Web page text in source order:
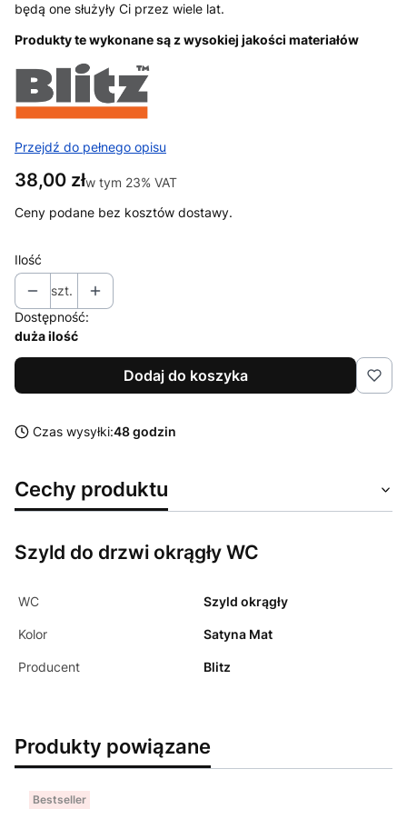
będą one służyły Ci przez wiele lat.
Produkty te wykonane są z wysokiej jakości materiałów
Przejdź do pełnego opisu
Cena
38,00 złw tym 23% VAT
w tym 23% VAT
Ceny podane bez kosztów dostawy.
Ilość
szt.
Dostępność:
duża ilość
Dodaj do koszyka
Czas wysyłki:48 godzin
Cechy produktu
Szyld do drzwi okrągły WC
WC Szyld okrągły
Kolor Satyna Mat
Producent Blitz
Produkty powiązane
Bestseller